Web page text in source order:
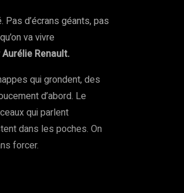
d’écrans géants, pas
va vivre
Renault.
qui grondent, des
d’abord. Le
qui parlent
dans les poches. On
forcer.